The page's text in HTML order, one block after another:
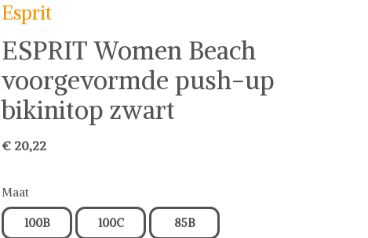
Esprit
ESPRIT Women Beach
voorgevormde push-up
bikinitop zwart
€ 20,22
Maat
100B 100C 85B